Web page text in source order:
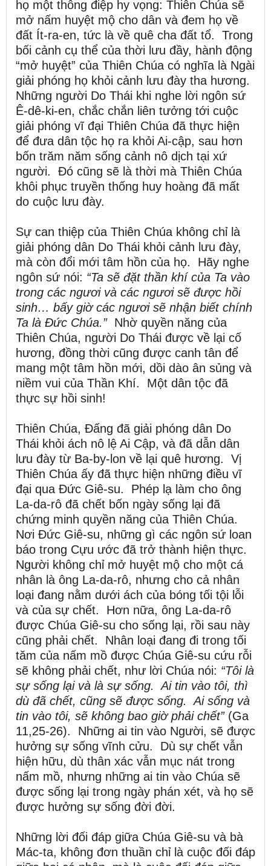
họ một thông điệp hy vọng: Thiên Chúa sẽ
mở nấm huyệt mộ cho dân và đem họ về
đất Ít-ra-en, tức là về quê cha đất tổ. Trong
bối cảnh cụ thể của thời lưu đầy, hành động
“mở huyệt” của Thiên Chúa có nghĩa là Ngài
giải phóng họ khỏi cảnh lưu đày tha hương.
Những người Do Thái khi nghe lời ngôn sứ
Ê-dê-ki-en, chắc chắn liên tưởng tới cuộc
giải phóng vĩ đại Thiên Chúa đã thực hiện
để đưa dân tộc họ ra khỏi Ai-cập, sau hơn
bốn trăm năm sống cảnh nô dịch tại xứ
người. Đó cũng sẽ là thời mà Thiên Chúa
khôi phục truyền thống huy hoàng đã mất
do cuộc lưu đày.
Sự can thiệp của Thiên Chúa không chỉ là
giải phóng dân Do Thái khỏi cảnh lưu đày,
mà còn đổi mới tâm hồn của họ. Hãy nghe
ngôn sứ nói: “Ta sẽ đặt thần khí của Ta vào
trong các ngươi và các ngươi sẽ được hồi
sinh… bấy giờ các ngươi sẽ nhận biết chính
Ta là Đức Chúa.” Nhờ quyền năng của
Thiên Chúa, người Do Thái được về lại cố
hương, đồng thời cũng được canh tân để
mang một tâm hồn mới, dồi dào ân sủng và
niềm vui của Thần Khí. Một dân tộc đã
thực sự hồi sinh!
Thiên Chúa, Đấng đã giải phóng dân Do
Thái khỏi ách nô lệ Ai Cập, và đã dẫn dân
lưu đày từ Ba-by-lon về lại quê hương. Vị
Thiên Chúa ấy đã thực hiện những điều vĩ
đại qua Đức Giê-su. Phép lạ làm cho ông
La-da-rô đã chết bốn ngày sống lại đã
chứng minh quyền năng của Thiên Chúa.
Nơi Đức Giê-su, những gì các ngôn sứ loan
báo trong Cựu ước đã trở thành hiện thực.
Người không chỉ mở huyệt mộ cho một cá
nhân là ông La-da-rô, nhưng cho cả nhân
loại đang nằm dưới ách của bóng tối tội lỗi
và của sự chết. Hơn nữa, ông La-da-rô
được Chúa Giê-su cho sống lại, rồi sau này
cũng phải chết. Nhân loại đang đi trong tối
tăm của nấm mồ được Chúa Giê-su cứu rỗi
sẽ không phải chết, như lời Chúa nói: “Tôi là
sự sống lại và là sự sống. Ai tin vào tôi, thì
dù đã chết, cũng sẽ được sống. Ai sống và
tin vào tôi, sẽ không bao giờ phải chết”(Ga
11,25-26). Những ai tin vào Người, sẽ được
hưởng sự sống vĩnh cửu. Dù sự chết vẫn
hiện hữu, dù thân xác vẫn mục nát trong
nấm mồ, nhưng những ai tin vào Chúa sẽ
được sống lại trong ngày phán xét, và họ sẽ
được hưởng sự sống đời đời.
Những lời đối đáp giữa Chúa Giê-su và bà
Mác-ta, không đơn thuần chỉ là cuộc đối đáp